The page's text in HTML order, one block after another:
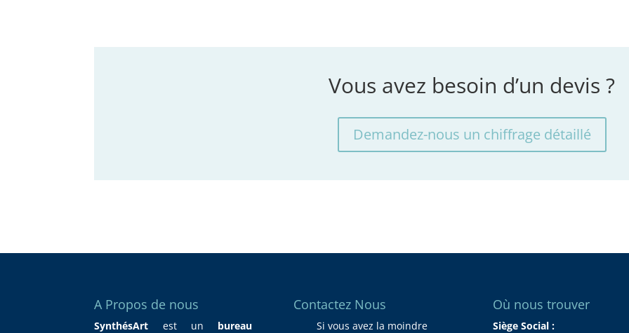
Vous avez besoin d’un devis ?
Demandez-nous un chiffrage détaillé
A Propos de nous
SynthésArt est un bureau
Contactez Nous
Si vous avez la moindre
Où nous trouver
Siège Social :